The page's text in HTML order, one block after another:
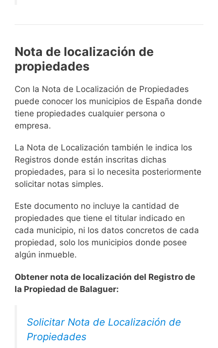
Nota de localización de
propiedades
Con la Nota de Localización de Propiedades
puede conocer los municipios de España donde
tiene propiedades cualquier persona o
empresa.
La Nota de Localización también le indica los
Registros donde están inscritas dichas
propiedades, para si lo necesita posteriormente
solicitar notas simples.
Este documento no incluye la cantidad de
propiedades que tiene el titular indicado en
cada municipio, ni los datos concretos de cada
propiedad, solo los municipios donde posee
algún inmueble.
Obtener nota de localización del Registro de
la Propiedad de Balaguer:
Solicitar Nota de Localización de
Propiedades